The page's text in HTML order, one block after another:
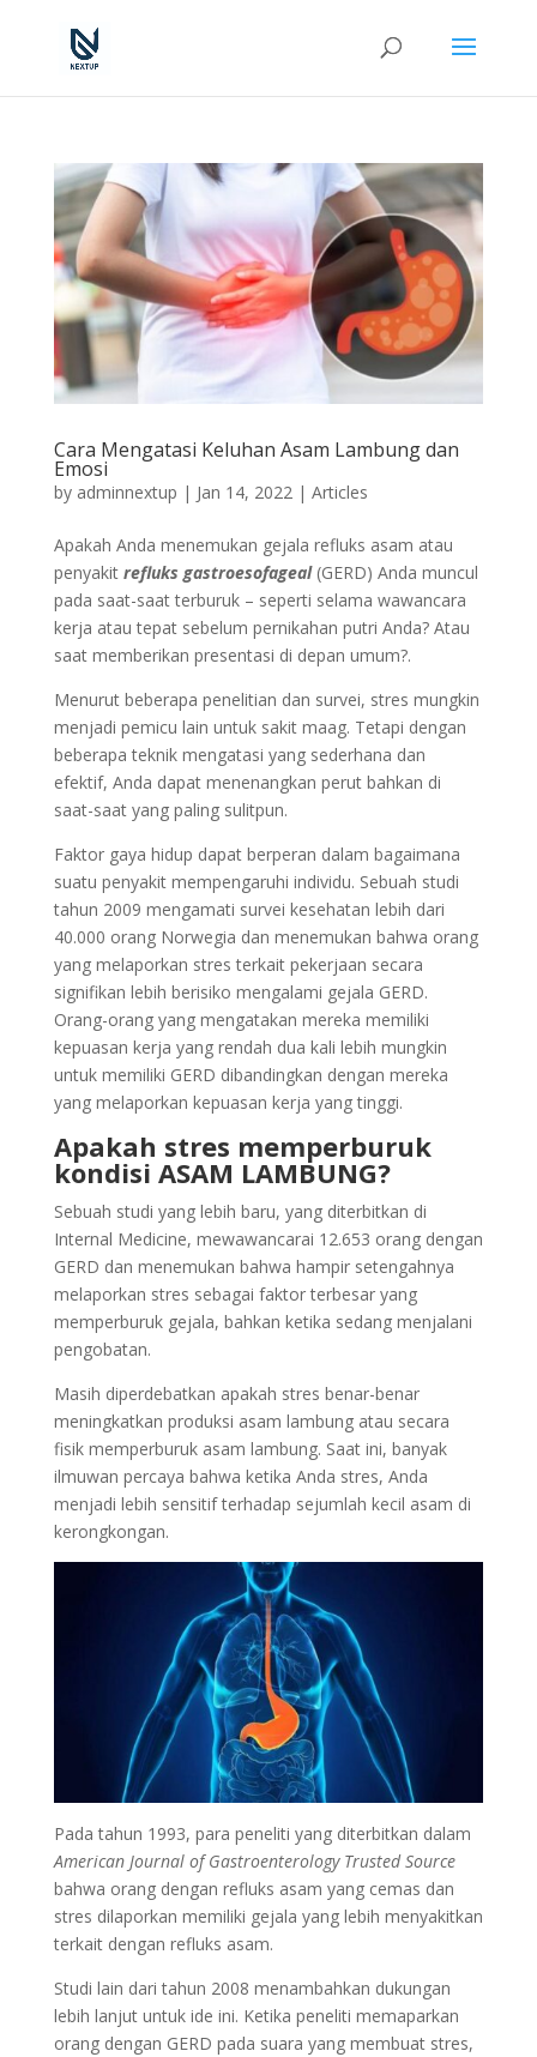
Cara Mengatasi Keluhan Asam Lambung dan
Emosi
by adminnextup | Jan 14, 2022| Articles
Apakah Anda menemukan gejala refluks asam atau
penyakit refluks gastroesofageal(GERD) Anda muncul
pada saat-saat terburuk – seperti selama wawancara
kerja atau tepat sebelum pernikahan putri Anda? Atau
saat memberikan presentasi di depan umum?.
Menurut beberapa penelitian dan survei, stres mungkin
menjadi pemicu lain untuk sakit maag. Tetapi dengan
beberapa teknik mengatasi yang sederhana dan
efektif, Anda dapat menenangkan perut bahkan di
saat-saat yang paling sulitpun.
Faktor gaya hidup dapat berperan dalam bagaimana
suatu penyakit mempengaruhi individu. Sebuah studi
tahun 2009 mengamati survei kesehatan lebih dari
40.000 orang Norwegia dan menemukan bahwa orang
yang melaporkan stres terkait pekerjaan secara
signifikan lebih berisiko mengalami gejala GERD.
Orang-orang yang mengatakan mereka memiliki
kepuasan kerja yang rendah dua kali lebih mungkin
untuk memiliki GERD dibandingkan dengan mereka
yang melaporkan kepuasan kerja yang tinggi.
Apakah stres memperburuk
kondisi ASAM LAMBUNG?
Sebuah studi yang lebih baru, yang diterbitkan di
Internal Medicine, mewawancarai 12.653 orang dengan
GERD dan menemukan bahwa hampir setengahnya
melaporkan stres sebagai faktor terbesar yang
memperburuk gejala, bahkan ketika sedang menjalani
pengobatan.
Masih diperdebatkan apakah stres benar-benar
meningkatkan produksi asam lambung atau secara
fisik memperburuk asam lambung. Saat ini, banyak
ilmuwan percaya bahwa ketika Anda stres, Anda
menjadi lebih sensitif terhadap sejumlah kecil asam di
kerongkongan.
Pada tahun 1993, para peneliti yang diterbitkan dalam
American Journal of Gastroenterology Trusted Source
bahwa orang dengan refluks asam yang cemas dan
stres dilaporkan memiliki gejala yang lebih menyakitkan
terkait dengan refluks asam.
Studi lain dari tahun 2008 menambahkan dukungan
lebih lanjut untuk ide ini. Ketika peneliti memaparkan
orang dengan GERD pada suara yang membuat stres,